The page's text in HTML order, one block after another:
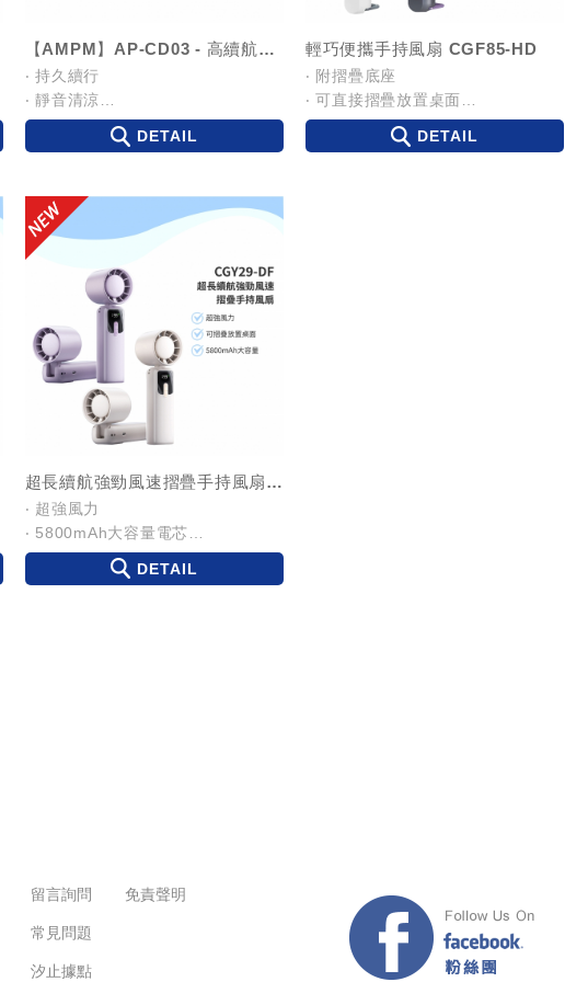
【AMPM】AP-CD03 - 高續航手持小風扇
‧ 持久續行
‧ 靜音清涼
‧ 三檔風力
DETAIL
輕巧便攜手持風扇 CGF85-HD
‧ 附摺疊底座
‧ 可直接摺疊放置桌面
‧ 100檔風力調節
‧ 2750mAh大電量
DETAIL
超長續航強勁風速摺疊手持風扇 CGY29-DF
‧ 超強風力
‧ 5800mAh大容量電芯
‧ 可直立/可折疊
‧ 加上掛繩即變掛脖風扇
DETAIL
留言詢問
常見問題
汐止據點
免責聲明